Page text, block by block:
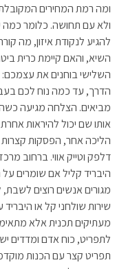
ומה רמת המחירים
ולא עם תחושה. כלומר
להגיע לנקודת איזון, מה
השיא, והאם קיימת כרית
השלישי בוחנים את עצמכם:
הדרך, עד כמה נוח לכם
מביאים. הצלחה מגיעה
אותו שם יכול להיראות אחרת
הליכה אחר, הפסקות קצרות
דלפק וטייק אווי. ברחוב
היבריד קליל אם שומרים
מגורים אנשים רוצים לשבת,
שירות שולחני קל או
מעתיקים תכנית אלא
לתפריט, כוח אדם ומדדים
תפריט קצר עם הכנות